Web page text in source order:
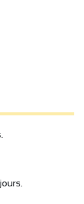
par nuit).